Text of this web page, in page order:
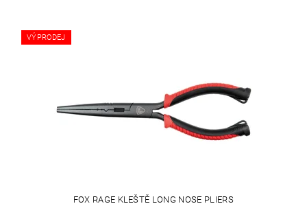
VÝPRODEJ
FOX RAGE KLEŠTĚ LONG NOSE PLIERS